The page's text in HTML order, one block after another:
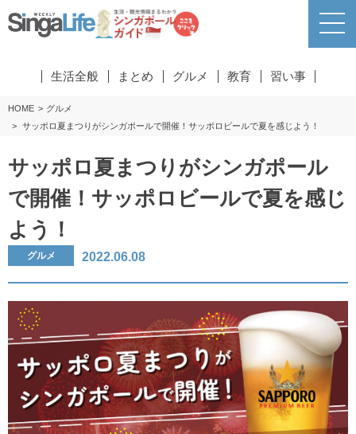
生活全般 まとめ グルメ 教育 習い事
HOME
グルメ
サッポロ夏まつりがシンガポールで開催！サッポロビールで夏を感じよう！
サッポロ夏まつりがシンガポール
で開催！サッポロビールで夏を感じ
よう！
グルメ 2022.06.08